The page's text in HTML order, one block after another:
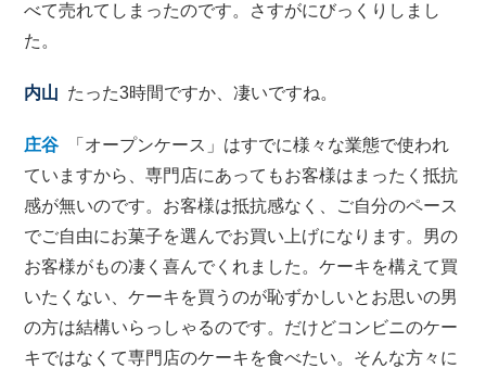
べて売れてしまったのです。さすがにびっくりしまし
た。
内山 たった3時間ですか、凄いですね。
庄谷 「オープンケース」はすでに様々な業態で使われ
ていますから、専門店にあってもお客様はまったく抵抗
感が無いのです。お客様は抵抗感なく、ご自分のペース
でご自由にお菓子を選んでお買い上げになります。男の
お客様がもの凄く喜んでくれました。ケーキを構えて買
いたくない、ケーキを買うのが恥ずかしいとお思いの男
の方は結構いらっしゃるのです。だけどコンビニのケー
キではなくて専門店のケーキを食べたい。そんな方々に